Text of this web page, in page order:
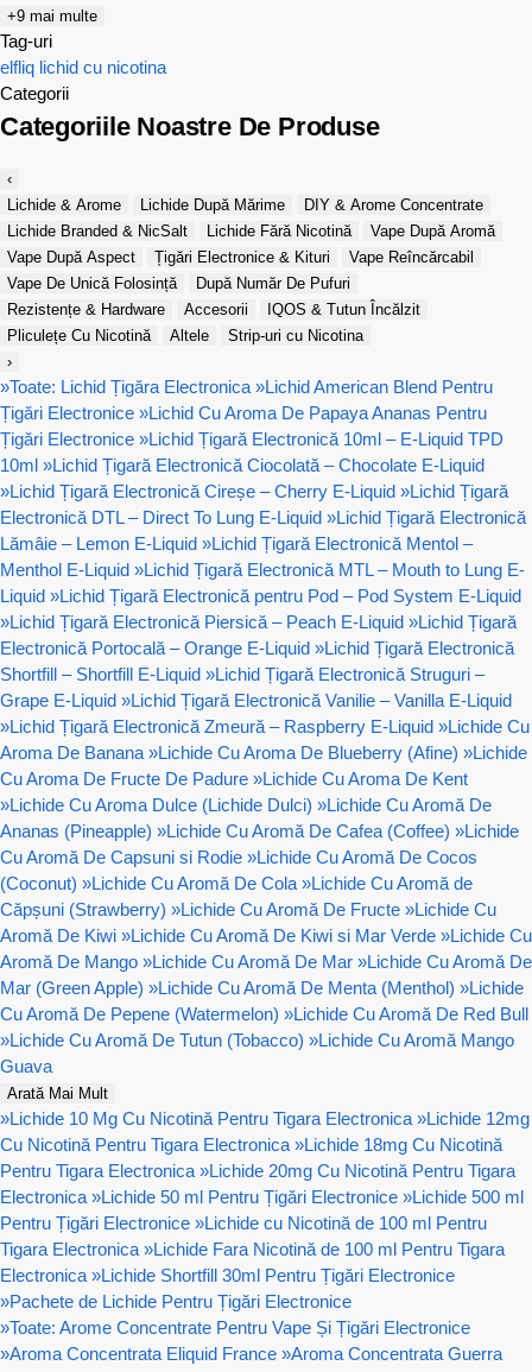
+9 mai multe
Tag-uri
elfliq lichid cu nicotina
Categorii
Categoriile Noastre De Produse
‹
Lichide & Arome
Lichide După Mărime
DIY & Arome Concentrate
Lichide Branded & NicSalt
Lichide Fără Nicotină
Vape După Aromă
Vape După Aspect
Țigări Electronice & Kituri
Vape Reîncărcabil
Vape De Unică Folosință
După Număr De Pufuri
Rezistențe & Hardware
Accesorii
IQOS & Tutun Încălzit
Pliculețe Cu Nicotină
Altele
Strip-uri cu Nicotina
›
»Toate: Lichid Țigăra Electronica »Lichid American Blend Pentru
Țigări Electronice »Lichid Cu Aroma De Papaya Ananas Pentru
Țigări Electronice »Lichid Țigară Electronică 10ml – E-Liquid TPD
10ml »Lichid Țigară Electronică Ciocolată – Chocolate E-Liquid
»Lichid Țigară Electronică Cireșe – Cherry E-Liquid »Lichid Țigară
Electronică DTL – Direct To Lung E-Liquid »Lichid Țigară Electronică
Lămâie – Lemon E-Liquid »Lichid Țigară Electronică Mentol –
Menthol E-Liquid »Lichid Țigară Electronică MTL – Mouth to Lung E-
Liquid »Lichid Țigară Electronică pentru Pod – Pod System E-Liquid
»Lichid Țigară Electronică Piersică – Peach E-Liquid »Lichid Țigară
Electronică Portocală – Orange E-Liquid »Lichid Țigară Electronică
Shortfill – Shortfill E-Liquid »Lichid Țigară Electronică Struguri –
Grape E-Liquid »Lichid Țigară Electronică Vanilie – Vanilla E-Liquid
»Lichid Țigară Electronică Zmeură – Raspberry E-Liquid »Lichide Cu
Aroma De Banana »Lichide Cu Aroma De Blueberry (Afine) »Lichide
Cu Aroma De Fructe De Padure »Lichide Cu Aroma De Kent
»Lichide Cu Aroma Dulce (Lichide Dulci) »Lichide Cu Aromă De
Ananas (Pineapple) »Lichide Cu Aromă De Cafea (Coffee) »Lichide
Cu Aromă De Capsuni si Rodie »Lichide Cu Aromă De Cocos
(Coconut) »Lichide Cu Aromă De Cola »Lichide Cu Aromă de
Căpșuni (Strawberry) »Lichide Cu Aromă De Fructe »Lichide Cu
Aromă De Kiwi »Lichide Cu Aromă De Kiwi si Mar Verde »Lichide Cu
Aromă De Mango »Lichide Cu Aromă De Mar »Lichide Cu Aromă De
Mar (Green Apple) »Lichide Cu Aromă De Menta (Menthol) »Lichide
Cu Aromă De Pepene (Watermelon) »Lichide Cu Aromă De Red Bull
»Lichide Cu Aromă De Tutun (Tobacco) »Lichide Cu Aromă Mango
Guava
Arată Mai Mult
»Lichide 10 Mg Cu Nicotină Pentru Tigara Electronica »Lichide 12mg
Cu Nicotină Pentru Tigara Electronica »Lichide 18mg Cu Nicotină
Pentru Tigara Electronica »Lichide 20mg Cu Nicotină Pentru Tigara
Electronica »Lichide 50 ml Pentru Țigări Electronice »Lichide 500 ml
Pentru Țigări Electronice »Lichide cu Nicotină de 100 ml Pentru
Tigara Electronica »Lichide Fara Nicotină de 100 ml Pentru Tigara
Electronica »Lichide Shortfill 30ml Pentru Țigări Electronice
»Pachete de Lichide Pentru Țigări Electronice
»Toate: Arome Concentrate Pentru Vape Și Țigări Electronice
»Aroma Concentrata Eliquid France »Aroma Concentrata Guerra